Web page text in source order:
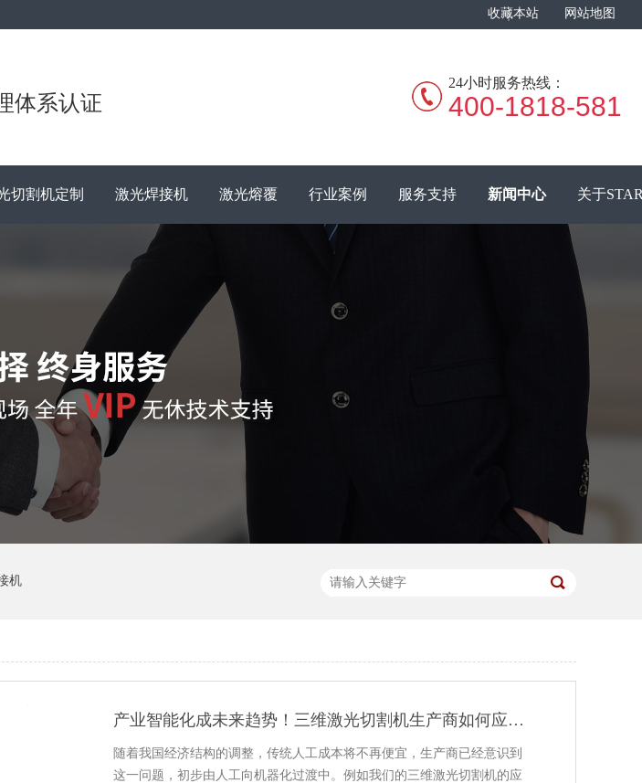
收藏本站 网站地图
体系认证
24小时服务热线：
400-1818-581
切割机定制 激光焊接机 激光熔覆 行业案例 服务支持 新闻中心 关于
机
产业智能化成未来趋势！三维激光切割机生产商如何应对形势的改变？
随着我国经济结构的调整，传统人工成本将不再便宜，生产商已经意识到
这一问题，初步由人工向机器化过渡中。例如我们的三维激光切割机的应